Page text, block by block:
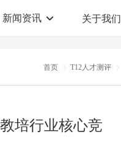
新闻资讯 关于我们
首页 T12人才测评
培行业核心竞